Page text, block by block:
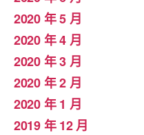
2020 年 5 月
2020 年 4 月
2020 年 3 月
2020 年 2 月
2020 年 1 月
2019 年 12 月